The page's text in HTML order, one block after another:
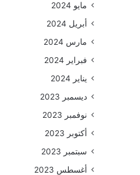
مايو 2024
أبريل 2024
مارس 2024
فبراير 2024
يناير 2024
ديسمبر 2023
نوفمبر 2023
أكتوبر 2023
سبتمبر 2023
أغسطس 2023